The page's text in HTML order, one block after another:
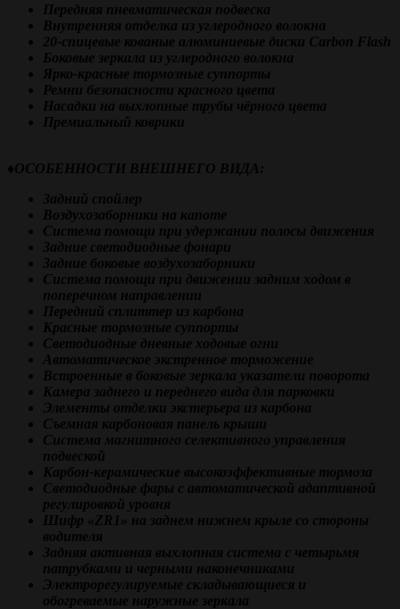
Передняя пневматическая подвеска
Внутренняя отделка из углеродного волокна
20-спицевые кованые алюминиевые диски Carbon Flash
Боковые зеркала из углеродного волокна
Ярко-красные тормозные суппорты
Ремни безопасности красного цвета
Насадки на выхлопные трубы чёрного цвета
Премиальный коврики
♦️ОСОБЕННОСТИ ВНЕШНЕГО ВИДА:
Задний спойлер
Воздухозаборники на капоте
Система помощи при удержании полосы движения
Задние светодиодные фонари
Задние боковые воздухозаборники
Система помощи при движении задним ходом в
поперечном направлении
Передний сплиттер из карбона
Красные тормозные суппорты
Светодиодные дневные ходовые огни
Автоматическое экстренное торможение
Встроенные в боковые зеркала указатели поворота
Камера заднего и переднего вида для парковки
Элементы отделки экстерьера из карбона
Съемная карбоновая панель крыши
Система магнитного селективного управления
подвеской
Карбон-керамические высокоэффективные тормоза
Светодиодные фары с автоматической адаптивной
регулировкой уровня
Шифр «ZR1» на заднем нижнем крыле со стороны
водителя
Задняя активная выхлопная система с четырьмя
патрубками и черными наконечниками
Электрорегулируемые складывающиеся и
обогреваемые наружные зеркала